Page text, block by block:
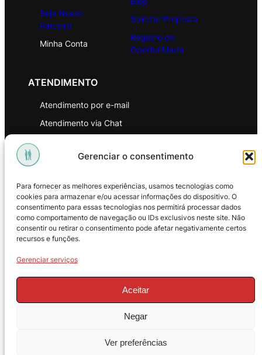
Gerenciar o consentimento
Para fornecer as melhores experiências, usamos tecnologias como
cookies para armazenar e/ou acessar informações do dispositivo. O
consentimento para essas tecnologias nos permitirá processar dados
como comportamento de navegação ou IDs exclusivos neste site. Não
consentir ou retirar o consentimento pode afetar negativamente certos
recursos e funções.
Gerenciar serviços
Aceitar
Negar
Ver preferências
Seja Nosso
Parceiro
Minha Conta
Solicitar Proposta
Registro de
Oportunidade
ATENDIMENTO
Atendimento por e-mail
Atendimento via Chat
Política de Privacidade
Política de Troca e Devoluções
Política de Reembolso
18.269.230/0001-16. Todos os direitos